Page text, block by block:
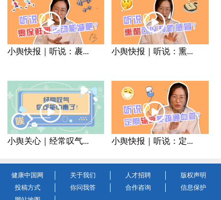
小舆快报｜听说：裹... 小舆快报｜听说：熏...
小舆关心｜经常叹气... 小舆快报｜听说：定...
健康中国网 关于我们 人才招聘
版权声明
投稿方式
你问我答 合作咨询
信息保护